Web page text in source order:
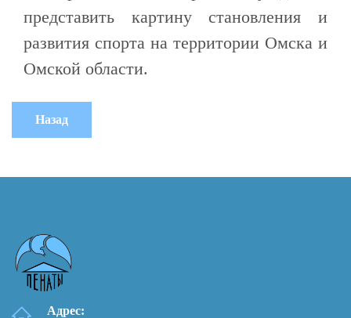
представить картину становления и
развития спорта на территории Омска и
Омской области.
Адрес: